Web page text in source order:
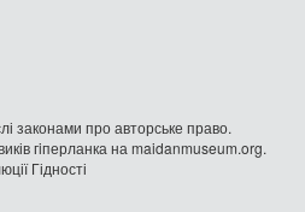
законами про авторське право.
гiперланка на maidanmuseum.org.
Гідності